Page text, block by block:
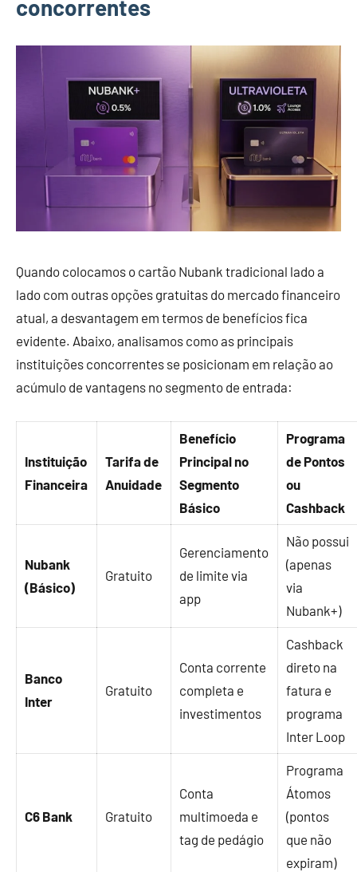
concorrentes
Quando colocamos o cartão Nubank tradicional lado a
lado com outras opções gratuitas do mercado financeiro
atual, a desvantagem em termos de benefícios fica
evidente. Abaixo, analisamos como as principais
instituições concorrentes se posicionam em relação ao
acúmulo de vantagens no segmento de entrada:
Instituição
Financeira
Tarifa de
Anuidade
Benefício
Principal no
Segmento
Básico
Programa
de Pontos
ou
Cashback
Nubank
(Básico)
Gratuito
Gerenciamento
de limite via
app
Não possui
(apenas
via
Nubank+)
Banco
Inter
Gratuito
Conta corrente
completa e
investimentos
Cashback
direto na
fatura e
programa
Inter Loop
C6 Bank Gratuito
Conta
multimoeda e
tag de pedágio
Programa
Átomos
(pontos
que não
expiram)